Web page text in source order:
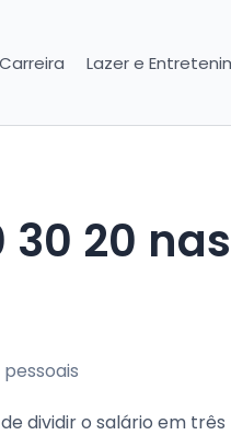
Lazer e
dividir o salário em